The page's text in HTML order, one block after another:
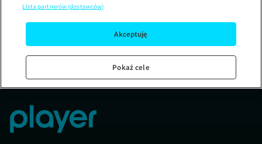
Lista partnerów (dostawców)
Akceptuję
Pokaż cele